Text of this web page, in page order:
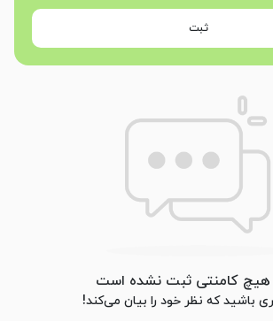
ثبت
هیچ کامنتی ثبت نشده است
باشید که نظر خود را بیان می‌کند!